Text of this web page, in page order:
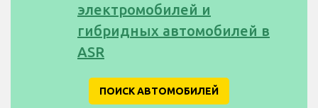
электромобилей и
гибридных автомобилей в
ASR
ПОИСК АВТОМОБИЛЕЙ